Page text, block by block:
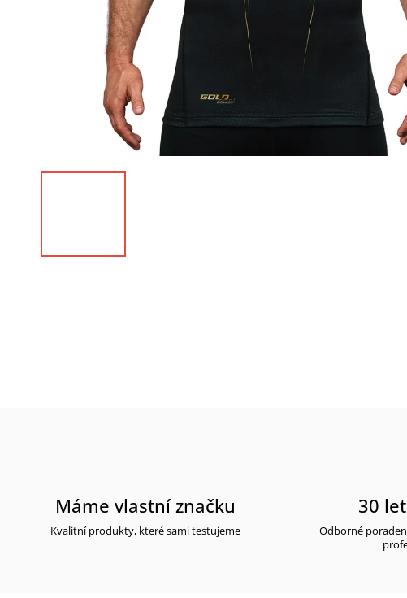
Máme vlastní značku
Kvalitní produkty, které sami testujeme
30
Odborné